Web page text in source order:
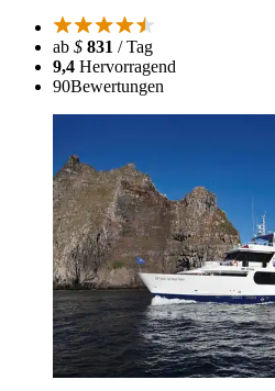
ab $ 831 / Tag
9,4 Hervorragend
90Bewertungen